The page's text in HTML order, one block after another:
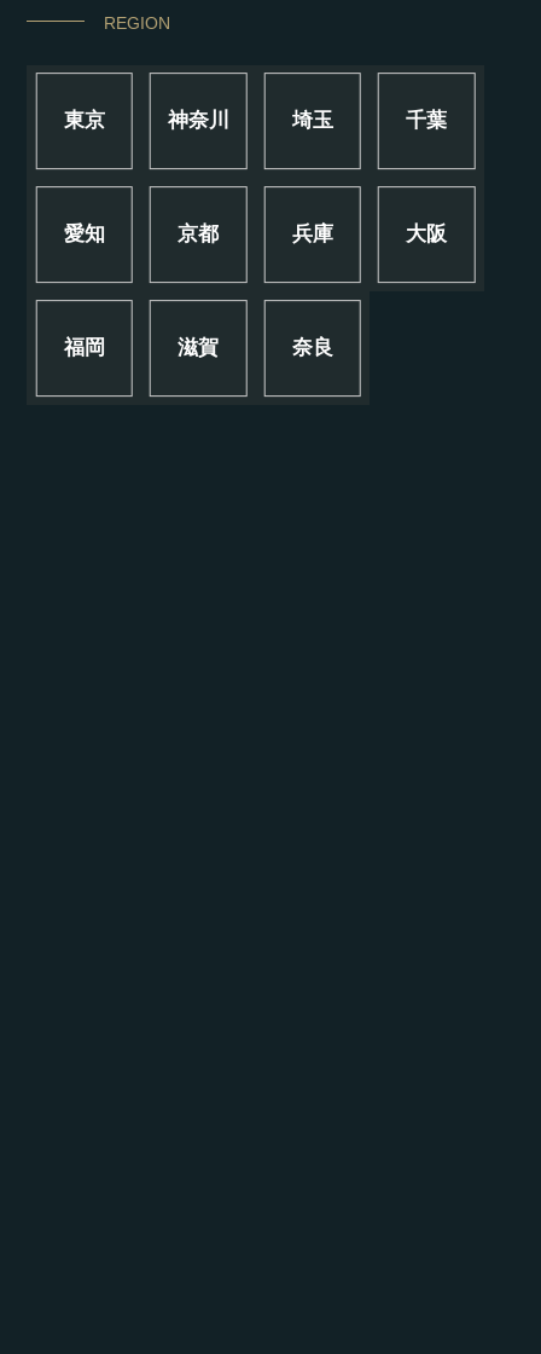
REGION
東京 神奈川 埼玉 千葉
愛知 京都 兵庫 大阪
福岡 滋賀 奈良